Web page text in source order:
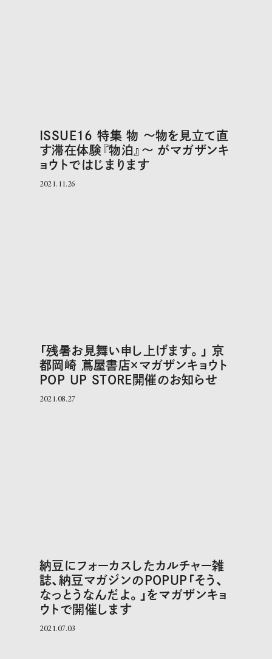
ISSUE16 特集 物 〜物を見立て直
す滞在体験『物泊』〜 がマガザンキ
ョウトではじまります
2021.11.26
「残暑お見舞い申し上げます。」 京
都岡崎 蔦屋書店×マガザンキョウト
POP UP STORE開催のお知らせ
2021.08.27
納豆にフォーカスしたカルチャー雑
誌、納豆マガジンのPOPUP「そう、
なっとうなんだよ。」をマガザンキョ
ウトで開催します
2021.07.03